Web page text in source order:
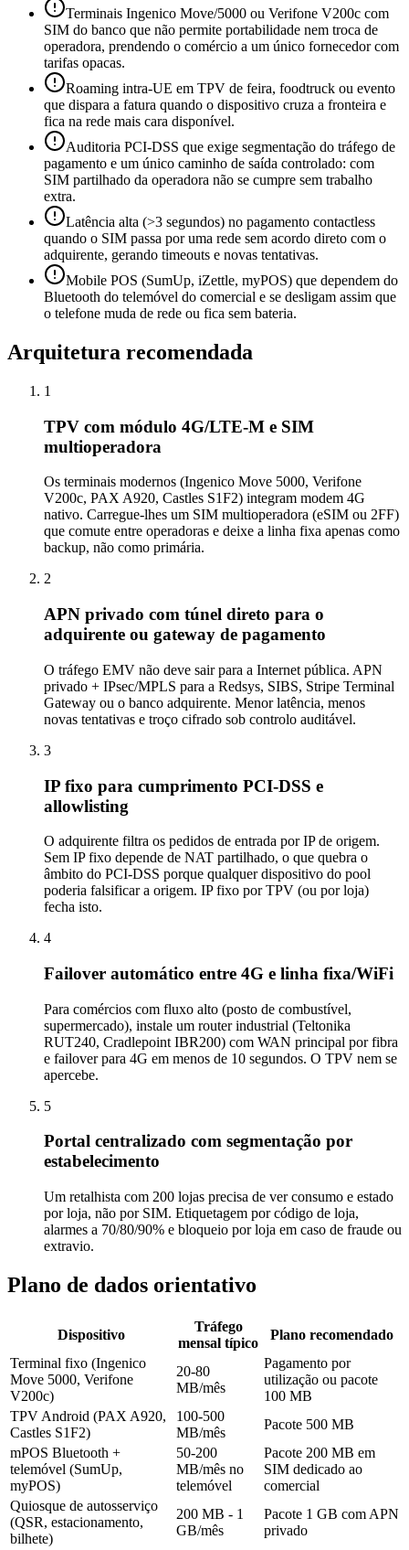
Terminais Ingenico Move/5000 ou Verifone V200c com
SIM do banco que não permite portabilidade nem troca de
operadora, prendendo o comércio a um único fornecedor com
tarifas opacas.
Roaming intra-UE em TPV de feira, foodtruck ou evento
que dispara a fatura quando o dispositivo cruza a fronteira e
fica na rede mais cara disponível.
Auditoria PCI-DSS que exige segmentação do tráfego de
pagamento e um único caminho de saída controlado: com
SIM partilhado da operadora não se cumpre sem trabalho
extra.
Latência alta (>3 segundos) no pagamento contactless
quando o SIM passa por uma rede sem acordo direto com o
adquirente, gerando timeouts e novas tentativas.
Mobile POS (SumUp, iZettle, myPOS) que dependem do
Bluetooth do telemóvel do comercial e se desligam assim que
o telefone muda de rede ou fica sem bateria.
Arquitetura recomendada
1
TPV com módulo 4G/LTE-M e SIM
multioperadora
Os terminais modernos (Ingenico Move 5000, Verifone
V200c, PAX A920, Castles S1F2) integram modem 4G
nativo. Carregue-lhes um SIM multioperadora (eSIM ou 2FF)
que comute entre operadoras e deixe a linha fixa apenas como
backup, não como primária.
2
APN privado com túnel direto para o
adquirente ou gateway de pagamento
O tráfego EMV não deve sair para a Internet pública. APN
privado + IPsec/MPLS para a Redsys, SIBS, Stripe Terminal
Gateway ou o banco adquirente. Menor latência, menos
novas tentativas e troço cifrado sob controlo auditável.
3
IP fixo para cumprimento PCI-DSS e
allowlisting
O adquirente filtra os pedidos de entrada por IP de origem.
Sem IP fixo depende de NAT partilhado, o que quebra o
âmbito do PCI-DSS porque qualquer dispositivo do pool
poderia falsificar a origem. IP fixo por TPV (ou por loja)
fecha isto.
4
Failover automático entre 4G e linha fixa/WiFi
Para comércios com fluxo alto (posto de combustível,
supermercado), instale um router industrial (Teltonika
RUT240, Cradlepoint IBR200) com WAN principal por fibra
e failover para 4G em menos de 10 segundos. O TPV nem se
apercebe.
5
Portal centralizado com segmentação por
estabelecimento
Um retalhista com 200 lojas precisa de ver consumo e estado
por loja, não por SIM. Etiquetagem por código de loja,
alarmes a 70/80/90% e bloqueio por loja em caso de fraude ou
extravio.
Plano de dados orientativo
Dispositivo
Tráfego
mensal típico
Plano recomendado
Terminal fixo (Ingenico
Move 5000, Verifone
V200c)
20-80
MB/mês
Pagamento por
utilização ou pacote
100 MB
TPV Android (PAX A920,
Castles S1F2)
100-500
MB/mês
Pacote 500 MB
mPOS Bluetooth +
telemóvel (SumUp,
myPOS)
50-200
MB/mês no
telemóvel
Pacote 200 MB em
SIM dedicado ao
comercial
Quiosque de autosserviço
(QSR, estacionamento,
bilhete)
200 MB - 1
GB/mês
Pacote 1 GB com APN
privado